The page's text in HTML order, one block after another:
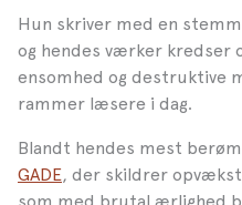
Hun skriver med en
og hendes værker kredser
ensomhed og destruktive
rammer læsere i dag.
Blandt hendes mest
GADE, der skildrer